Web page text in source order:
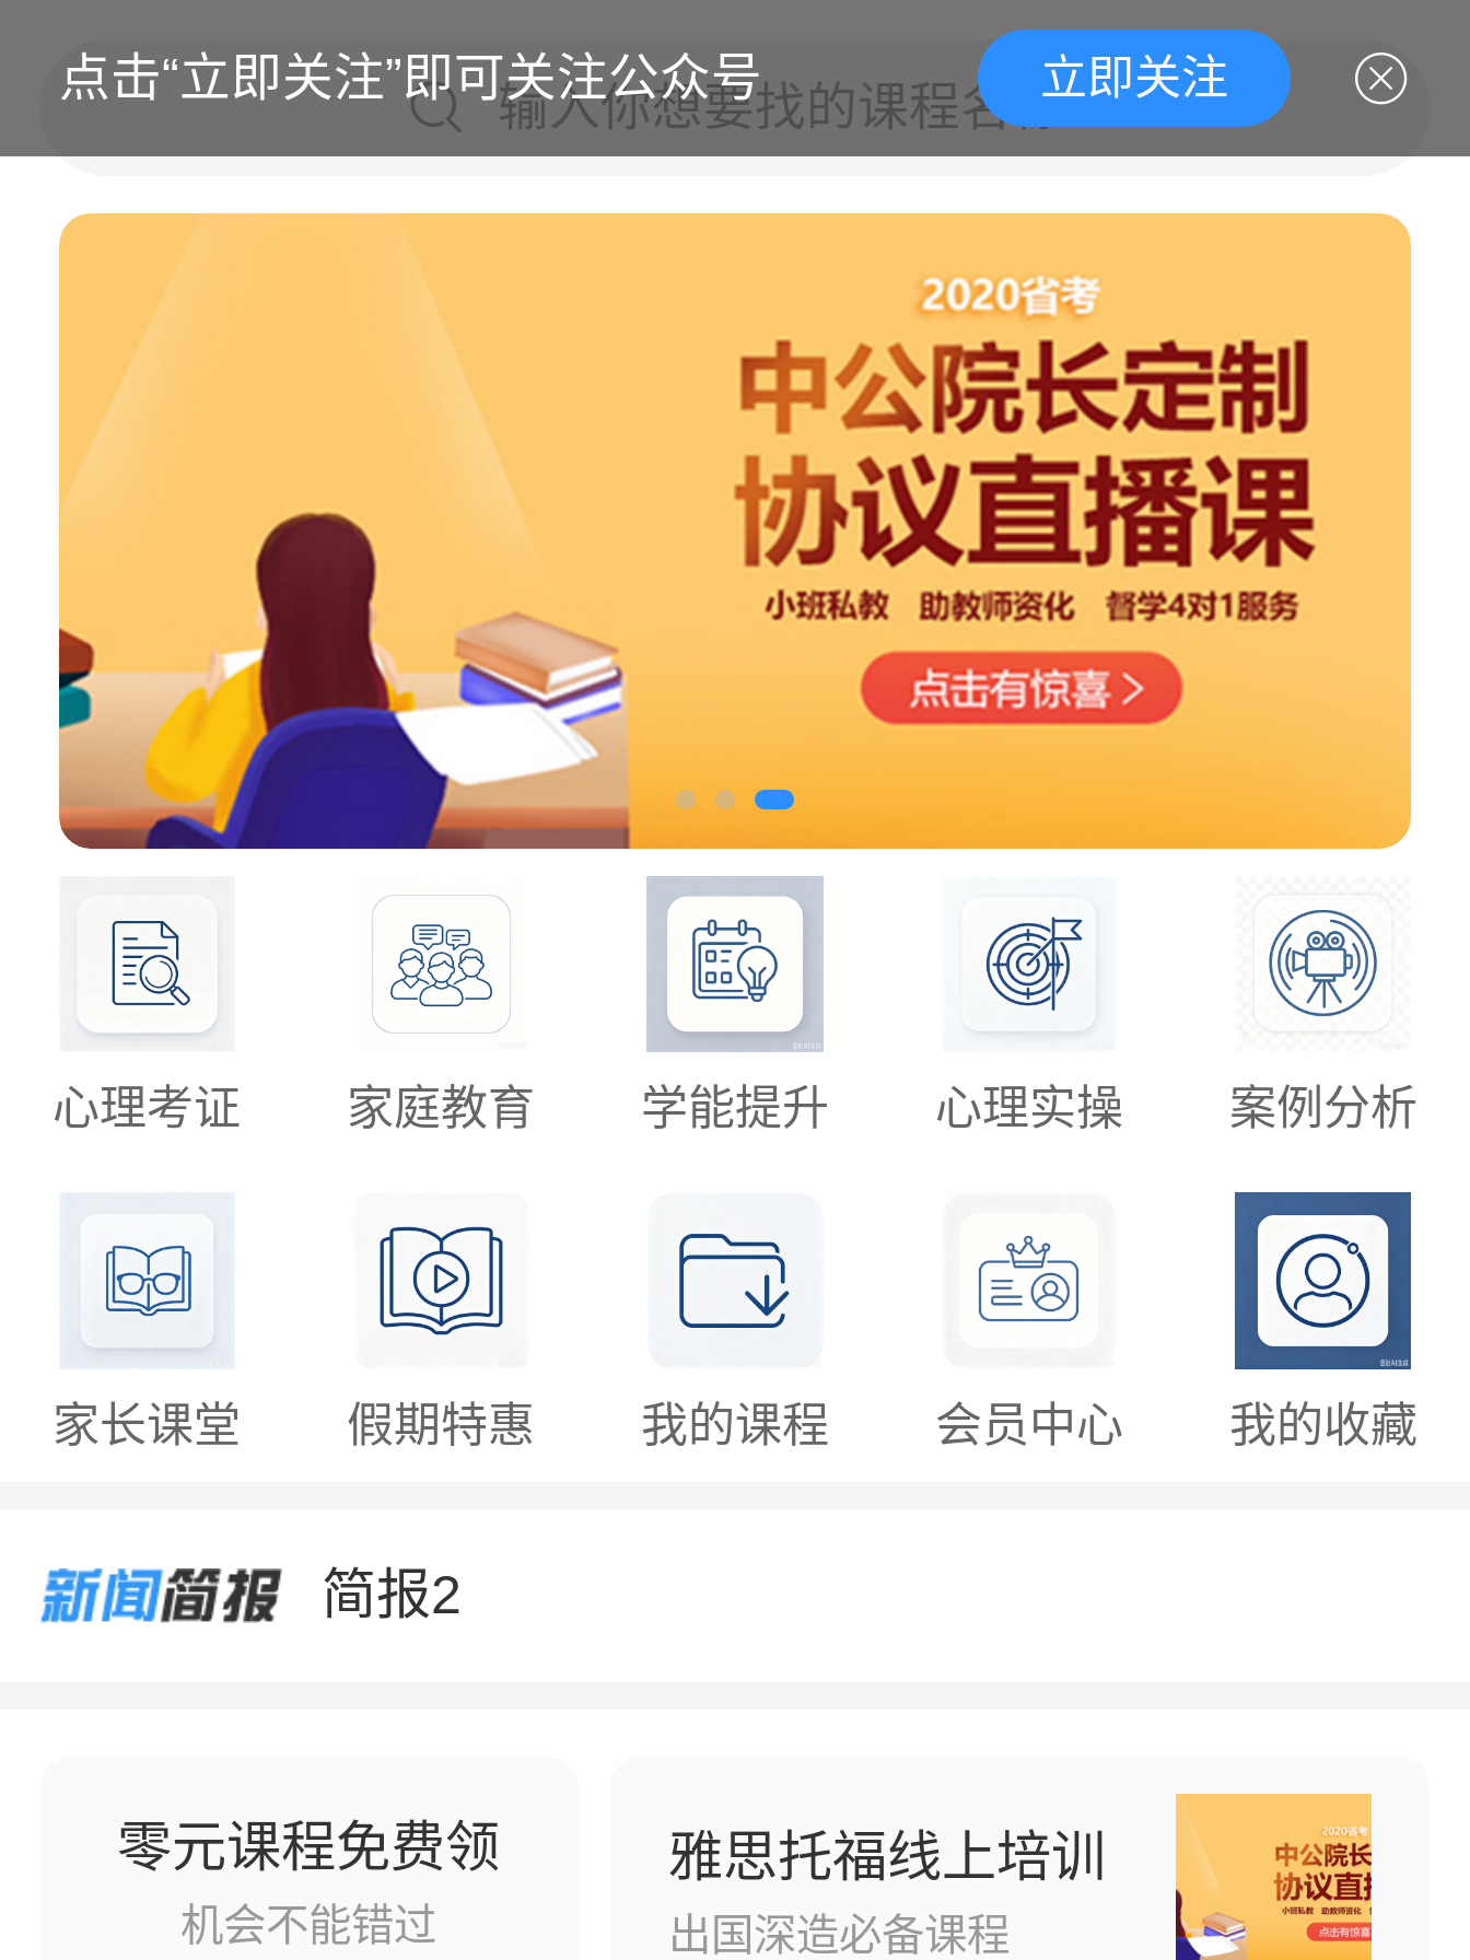
点击“立即关注”即可关注公众号 立即关注
输入你想要找的课程名称
心理考证 家庭教育 学能提升 心理实操 案例分析
家长课堂 假期特惠 我的课程 会员中心 我的收藏
简报2
简报2
零元课程免费领
机会不能错过
雅思托福线上培训
出国深造必备课程